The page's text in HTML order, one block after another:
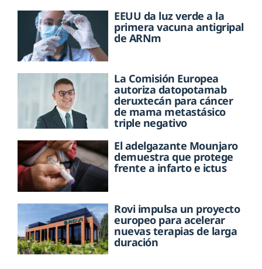
EEUU da luz verde a la
primera vacuna antigripal
de ARNm
La Comisión Europea
autoriza datopotamab
deruxtecán para cáncer
de mama metastásico
triple negativo
El adelgazante Mounjaro
demuestra que protege
frente a infarto e ictus
Rovi impulsa un proyecto
europeo para acelerar
nuevas terapias de larga
duración